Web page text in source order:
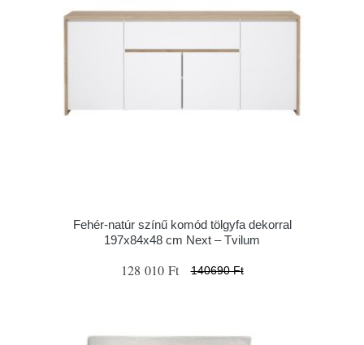
Fehér-natúr színű komód tölgyfa dekorral
197x84x48 cm Next – Tvilum
128 010 Ft 140690 Ft